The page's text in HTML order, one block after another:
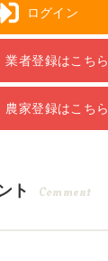
ログイン
業者登録はこちら
農家登録はこちら
ト Comment